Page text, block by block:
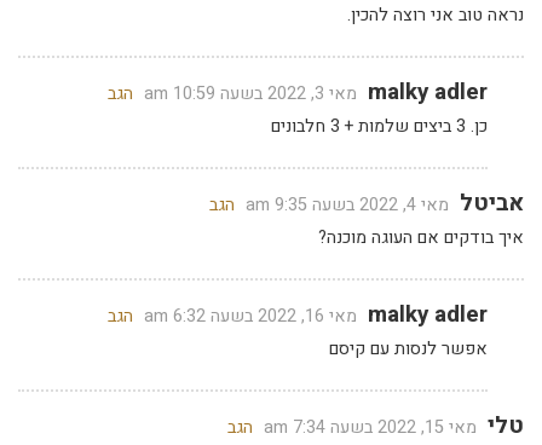
נראה טוב אני רוצה להכין.
malky adler מאי 3, 2022 בשעה 10:59 am
הגב
כן. 3 ביצים שלמות + 3 חלבונים
אביטל מאי 4, 2022 בשעה 9:35 am
הגב
איך בודקים אם העוגה מוכנה?
malky adler מאי 16, 2022 בשעה 6:32 am
הגב
אפשר לנסות עם קיסם
טלי מאי 15, 2022 בשעה 7:34 am
הגב